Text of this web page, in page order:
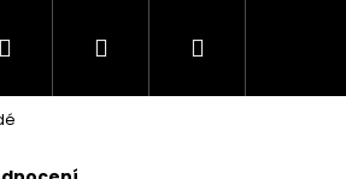
AKCE týdne
Hledat PřihlášeníNákupní